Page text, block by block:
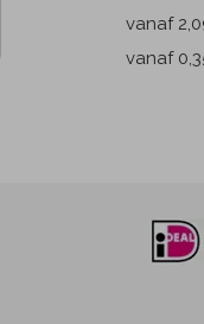
vanaf
vanaf